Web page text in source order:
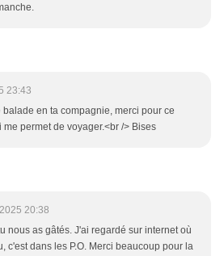
23:43
en ta compagnie, merci pour ce
permet de voyager.<br /> Bises
20:38
nous as gâtés. J'ai regardé sur internet où
c'est dans les P.O. Merci beaucoup pour la